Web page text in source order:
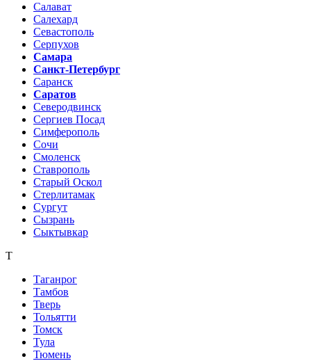
Салават
Салехард
Севастополь
Серпухов
Самара
Санкт-Петербург
Саранск
Саратов
Северодвинск
Сергиев Посад
Симферополь
Сочи
Смоленск
Ставрополь
Старый Оскол
Стерлитамак
Сургут
Сызрань
Сыктывкар
Т
Таганрог
Тамбов
Тверь
Тольятти
Томск
Тула
Тюмень